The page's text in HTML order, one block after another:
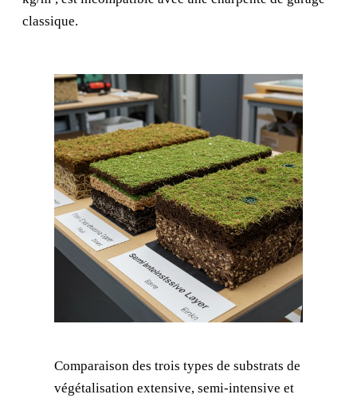
classique.
Comparaison des trois types de substrats de
végétalisation extensive, semi-intensive et